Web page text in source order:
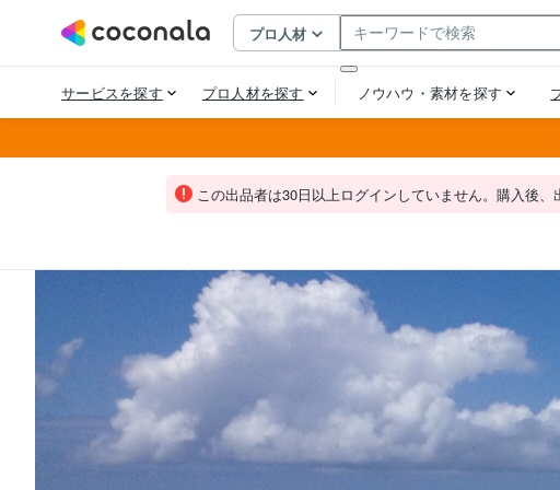
この出品者は30日以上ログインしていません。購入後